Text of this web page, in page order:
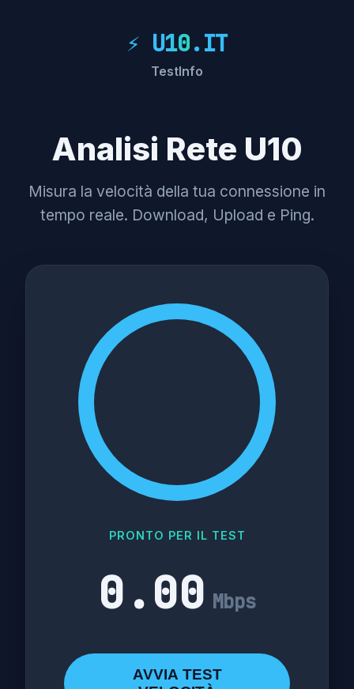
⚡ U10.IT
TestInfo
Analisi Rete U10
Misura la velocità della tua connessione in
tempo reale. Download, Upload e Ping.
PRONTO PER IL TEST
0.00 Mbps
AVVIA TEST